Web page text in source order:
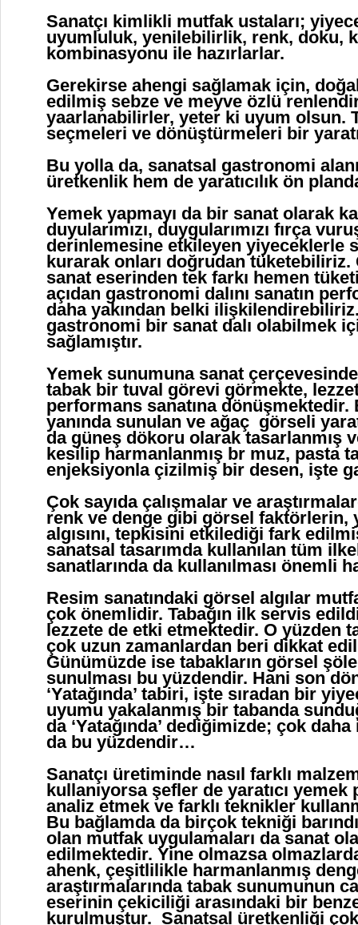
Sanatçı kimlikli mutfak ustaları;
uyumluluk, yenilebilirlik, renk, doku,
kombinasyonu ile hazırlarlar.
Gerekirse ahengi sağlamak için,
edilmiş sebze ve meyve özlü
yaarlanabilirler, yeter ki uyum olsun.
seçmeleri ve dönüştürmeleri bir
Bu yolla da, sanatsal gastronomi
üretkenlik hem de yaratıcılık ön
Yemek yapmayı da bir sanat olarak
duyularımızı, duygularımızı fırça
derinlemesine etkileyen yiyeceklerle
kurarak onları doğrudan
sanat eserinden tek farkı hemen
açıdan gastronomi dalını sanatın
daha yakından belki ilişkilendirebiliriz.
gastronomi bir sanat dalı olabilmek
sağlamıştır.
Yemek sunumuna sanat
tabak bir tuval görevi görmekte,
performans sanatına dönüşmektedir.
yanında sunulan ve ağaç görseli
da güneş dökoru olarak tasarlanmış
kesilip harmanlanmış br muz, pasta
enjeksiyonla çizilmiş bir desen, işte
Çok sayıda çalışmalar ve
renk ve denge gibi görsel faktörlerin,
algısını, tepkisini etkilediği fark
sanatsal tasarımda kullanılan tüm
sanatlarında da kullanılması önemli
Resim sanatındaki görsel algılar
çok önemlidir. Tabağın ilk servis
lezzete de etki etmektedir. O yüzden
çok uzun zamanlardan beri dikkat
Günümüzde ise tabakların görsel
sunulması bu yüzdendir. Hani son
‘Yatağında’ tabiri, işte sıradan bir
uyumu yakalanmış bir tabanda
da ‘Yatağında’ dediğimizde; çok daha
da bu yüzdendir…
Sanatçı üretiminde nasıl farklı
kullanıyorsa şefler de yaratıcı
analiz etmek ve farklı teknikler
Bu bağlamda da birçok tekniği
olan mutfak uygulamaları da sanat
edilmektedir. Yine olmazsa
ahenk, çeşitlilikle harmanlanmış
araştırmalarında tabak sunumunun
eserinin çekiciliği arasındaki bir
kurulmuştur. Sanatsal üretkenliği